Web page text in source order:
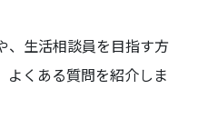
、生活相談員を目指す方
よくある質問を紹介しま